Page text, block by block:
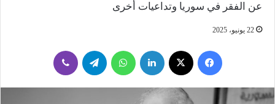
عن الفقر في سوريا وتداعيات أخرى
22 يونيو، 2025
فيسبوك لينكدإن واتساب تيلقرام